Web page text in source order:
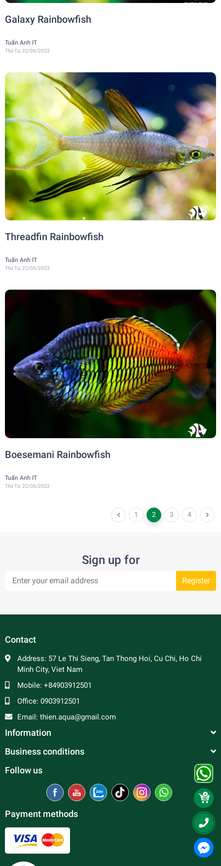
Galaxy Rainbowfish
Tuấn Anh IT
Thứ Tư, 22/06/2022
Threadfin Rainbowfish
Tuấn Anh IT
Thứ Tư, 22/06/2022
Boesemani Rainbowfish
Tuấn Anh IT
Thứ Tư, 22/06/2022
1 2 3 4
Sign up for
Register
Contact
Address: 57 Le Thi Sieng, Tan Thong Hoi, Cu Chi, Ho Chi
Minh City, Viet Nam
Mobile: +84903912501
Office: 0903912501
Email: thien.aqua@gmail.com
Information
Business conditions
Follow us
Payment methods